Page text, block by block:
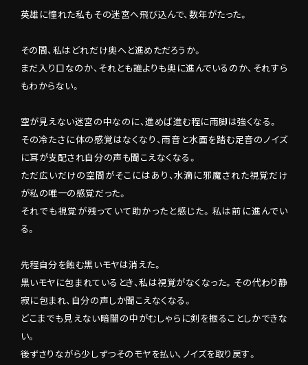
英雄に憧れた私もその迷宮へ飛び込んで、数年がたった。
その間、私はどれだけ奥へと進めただろうか。
まだ入り口なのか、それとも誰よりも奥に進んでいるのか、それすら
もわからない。
空が見えない迷宮の中なのに、進めば進む程に雨脚は強くなる。
その冷たさに体の感覚はなくなり、雨音と水面を踏む足音のノイズ
に耳が支配され自分の声も聞こえなくなる。
ただ広いだけの空間がそこにはあり、水滴に邪魔された視覚だけ
が私の唯一の感覚だった。
それでも視覚が残っていて助かったと感じた。私は前に進んでい
る。
先程自分を蝕む黒いモヤは消えた。
黒いモヤに包まれているとき、私は視覚がなくなった。その代わり静
寂に包まれ、自分の声しか聞こえなくなる。
どこまでも見えない暗闇の中がむしゃらに剣を振ることしかできな
い。
後ずさりながら少しずつそのモヤを払い、ノイズを取り戻す。